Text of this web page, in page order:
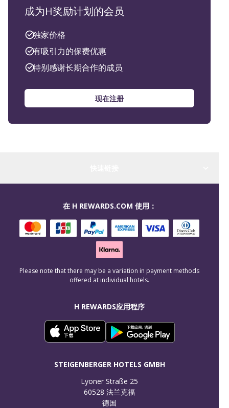
成为H奖励计划的会员
独家价格
有吸引力的保费优惠
特别感谢长期合作的成员
现在注册
H REWARDS应用程序
STEIGENBERGER HOTELS GMBH
Lyoner Straße 25
60528 法兰克福
德国
在 H REWARDS.COM 使用：
Please note that there may be a variation in payment methods
offered at individual hotels.